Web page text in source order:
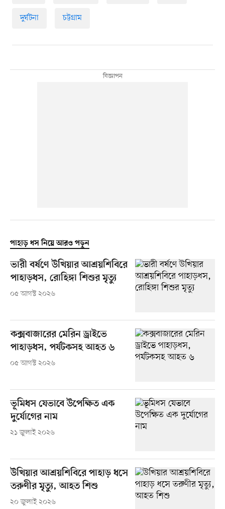
দুর্ঘটনা চট্টগ্রাম
পাহাড় ধস নিয়ে আরও পড়ুন
ভারী বর্ষণে উখিয়ার আশ্রয়শিবিরে
পাহাড়ধস, রোহিঙ্গা শিশুর মৃত্যু
০৫ আগস্ট ২০২৬
কক্সবাজারের মেরিন ড্রাইভে
পাহাড়ধস, পর্যটকসহ আহত ৬
০৫ আগস্ট ২০২৬
ভূমিধস যেভাবে উপেক্ষিত এক
দুর্যোগের নাম
২১ জুলাই ২০২৬
উখিয়ার আশ্রয়শিবিরে পাহাড় ধসে
তরুণীর মৃত্যু, আহত শিশু
২০ জুলাই ২০২৬